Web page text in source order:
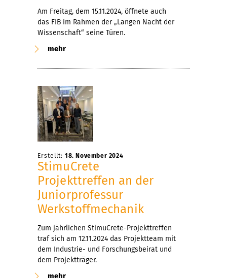
Am Freitag, dem 15.11.2024, öffnete auch
das FIB im Rahmen der „Langen Nacht der
Wissenschaft“ seine Türen.
mehr
Erstellt: 18. November 2024
StimuCrete
Projekttreffen an der
Juniorprofessur
Werkstoffmechanik
Zum jährlichen StimuCrete-Projekttreffen
traf sich am 12.11.2024 das Projektteam mit
dem Industrie- und Forschungsbeirat und
dem Projektträger.
mehr